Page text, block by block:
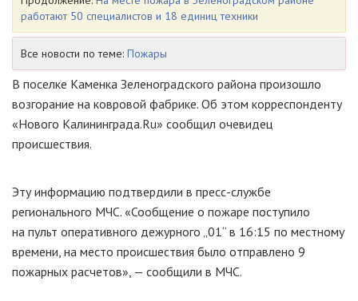
работают 50 специалистов и 18 единиц техники
Все новости по теме: Пожары
В поселке Каменка Зеленоградского района произошло
возгорание на ковровой фабрике. Об этом корреспонденту
«Нового Калининграда.Ru» сообщил очевидец
происшествия.
Эту информацию подтвердили в пресс-службе
регионального МЧС. «Сообщение о пожаре поступило
на пульт оперативного дежурного „01“ в 16:15 по местному
времени, на место происшествия было отправлено 9
пожарных расчетов», — сообщили в МЧС.